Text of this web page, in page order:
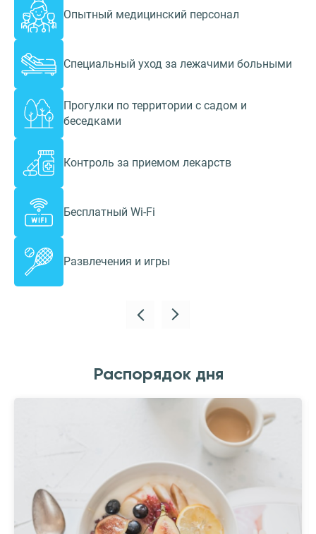
Опытный медицинский персонал
Специальный уход за лежачими больными
Прогулки по территории с садом и
беседками
Контроль за приемом лекарств
Бесплатный Wi-Fi
Развлечения и игры
Распорядок дня